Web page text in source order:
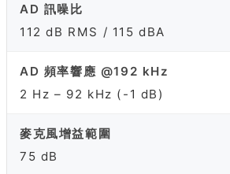
AD 訊噪比
112 dB RMS / 115 dBA
AD 頻率響應 @192 kHz
2 Hz – 92 kHz (-1 dB)
麥克風增益範圍
75 dB